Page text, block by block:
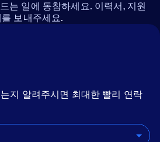
는 일에 동참하세요. 이력서, 지원
보내주세요.
지 알려주시면 최대한 빨리 연락